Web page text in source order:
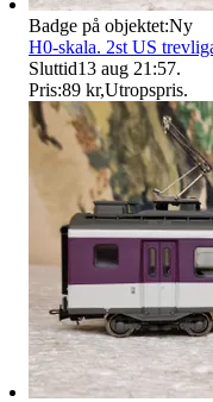
Badge på objektet:Ny
H0-skala. 2st US
Sluttid13 aug 21:57.
Pris:89 kr,Utropspris.